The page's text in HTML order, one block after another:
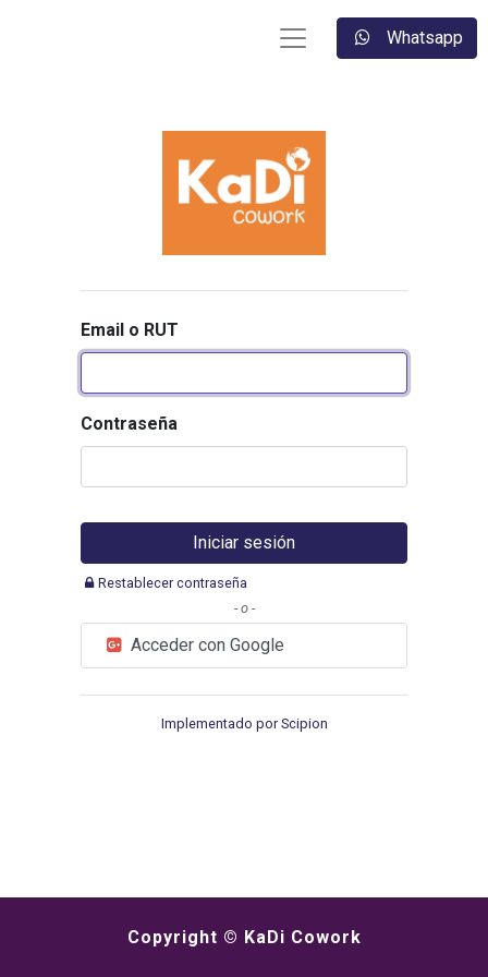
Whatsapp
Email o RUT
Contraseña
Iniciar sesión
Restablecer contraseña
- o -
Acceder con Google
Implementado por Scipion
Copyright © KaDi Cowork